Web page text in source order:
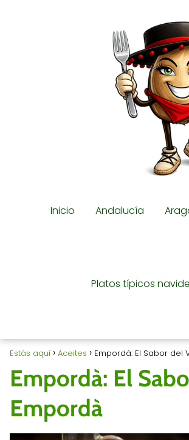
Inicio Andalucía
Platos típicos
Estás aquí Aceites Empordà: El Sabor del
Empordà: El
Empordà